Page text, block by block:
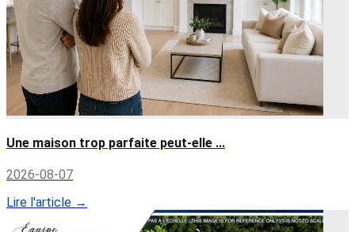
Une maison trop parfaite peut-elle ...
2026-08-07
Lire l'article →